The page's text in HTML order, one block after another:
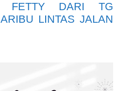
FETTY DARI TG
LINTAS JALAN